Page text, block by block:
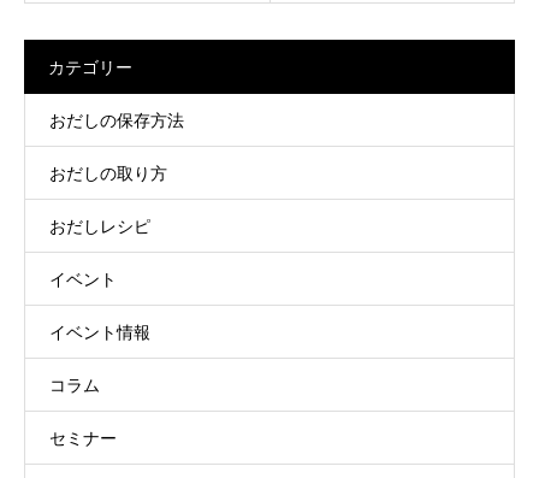
カテゴリー
おだしの保存方法
おだしの取り方
おだしレシピ
イベント
イベント情報
コラム
セミナー